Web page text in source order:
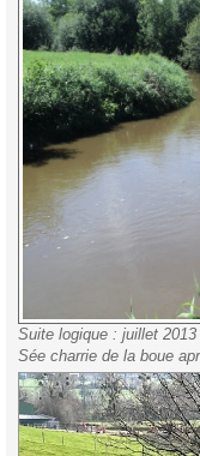
Suite logique : juillet
Sée charrie de la boue